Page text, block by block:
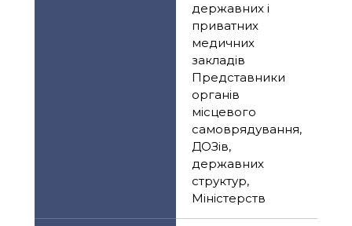
державних і
приватних
медичних
закладів
Представники
органів
місцевого
самоврядування,
ДОЗів,
державних
структур,
Міністерств